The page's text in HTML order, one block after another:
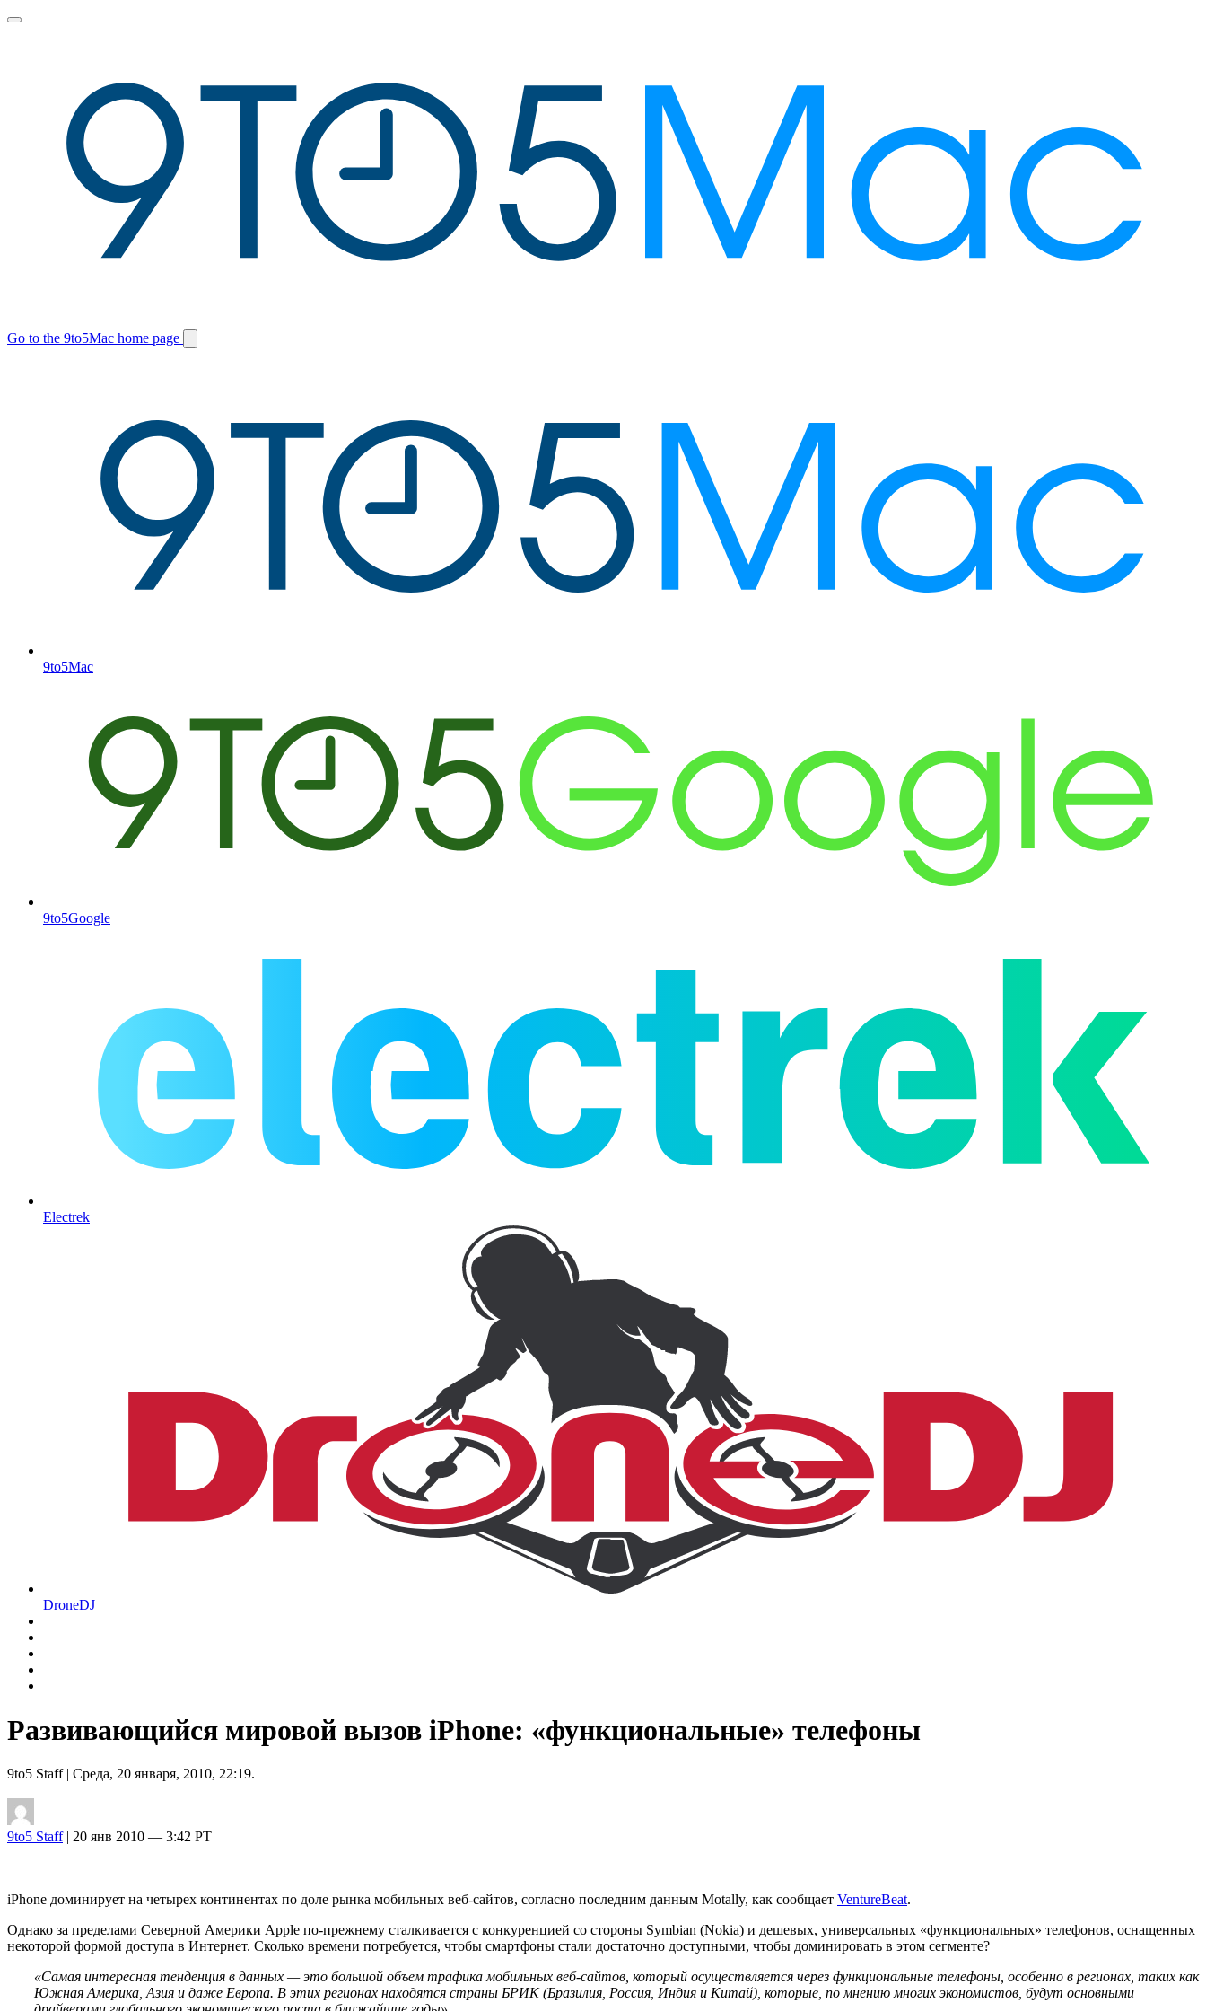
Toggle
Go to the 9to5Mac home page
Switch
9to5Mac
9to5Google
Electrek
DroneDJ
Развивающийся мировой вызов iPhone: «функциональные» телефоны
9to5 Staff| Среда, 20 января, 2010, 22:19.
9to5 Staff| 20 янв 2010 — 3:42 PT
iPhone доминирует на четырех континентах по доле рынка мобильных веб-сайтов, согласно последним данным Motally, как сообщает VentureBeat.
Однако за пределами Северной Америки Apple по-прежнему сталкивается с конкуренцией со стороны Symbian (Nokia) и дешевых, универсальных «функциональных» телефонов, оснащенных
некоторой формой доступа в Интернет. Сколько времени потребуется, чтобы смартфоны стали достаточно доступными, чтобы доминировать в этом сегменте?
«Самая интересная тенденция в данных — это большой объем трафика мобильных веб-сайтов, который осуществляется через функциональные телефоны, особенно в регионах, таких как
Южная Америка, Азия и даже Европа. В этих регионах находятся страны БРИК (Бразилия, Россия, Индия и Китай), которые, по мнению многих экономистов, будут основными